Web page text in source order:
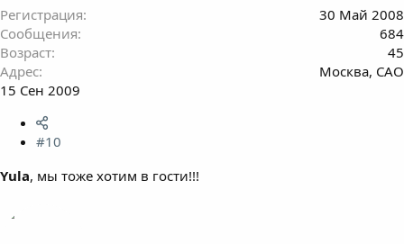
Регистрация
30 Май 2008
Сообщения
684
Возраст
45
Адрес
Москва, САО
15 Сен 2009
#10
Yula, мы тоже хотим в гости!!!